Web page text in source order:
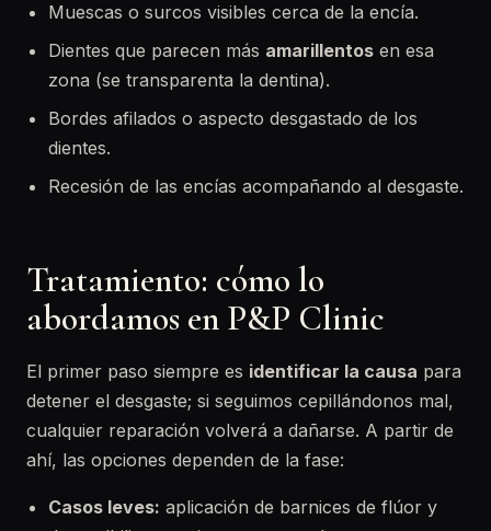
Muescas o surcos visibles cerca de la encía.
Dientes que parecen más amarillentos en esa
zona (se transparenta la dentina).
Bordes afilados o aspecto desgastado de los
dientes.
Recesión de las encías acompañando al desgaste.
Tratamiento: cómo lo
abordamos en P&P Clinic
El primer paso siempre es identificar la causa para
detener el desgaste; si seguimos cepillándonos mal,
cualquier reparación volverá a dañarse. A partir de
ahí, las opciones dependen de la fase:
Casos leves: aplicación de barnices de flúor y